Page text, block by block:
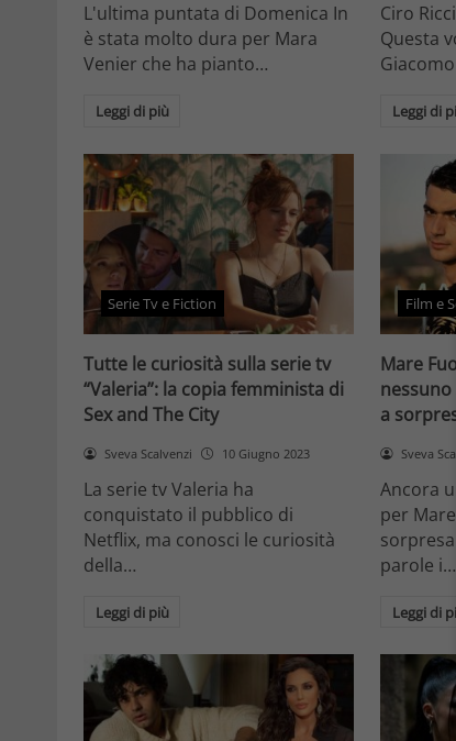
L'ultima puntata di Domenica In
è stata molto dura per Mara
Venier che ha pianto…
Leggi di più
Ciro
Questa
Leggi di
Serie Tv e Fiction
Tutte le curiosità sulla serie tv
“Valeria”: la copia femminista di
Sex and The City
Sveva Scalvenzi 10 Giugno 2023
La serie tv Valeria ha
conquistato il pubblico di
Netflix, ma conosci le curiosità
della…
Leggi di più
Film e
Mare
nessuno
a
Sveva
Ancora
per
parole i…
Leggi di più